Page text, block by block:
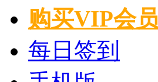
购买VIP会员
每日签到